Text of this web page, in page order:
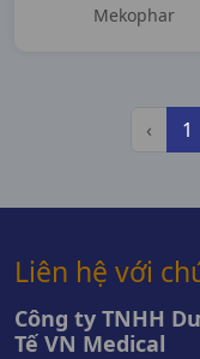
Mekophar
Mekophar
‹ 1
Liên hệ với
Công ty TNHH
Tế VN Medical